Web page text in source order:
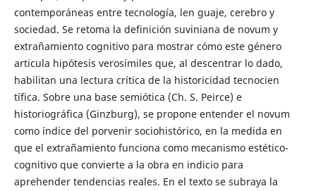
contemporáneas entre tecnología, len guaje, cerebro y
sociedad. Se retoma la definición suviniana de novum y
extrañamiento cognitivo para mostrar cómo este género
articula hipótesis verosímiles que, al descentrar lo dado,
habilitan una lectura crítica de la historicidad tecnocien
tífica. Sobre una base semiótica (Ch. S. Peirce) e
historiográfica (Ginzburg), se propone entender el novum
como índice del porvenir sociohistórico, en la medida en
que el extrañamiento funciona como mecanismo estético-
cognitivo que convierte a la obra en indicio para
aprehender tendencias reales. En el texto se subraya la